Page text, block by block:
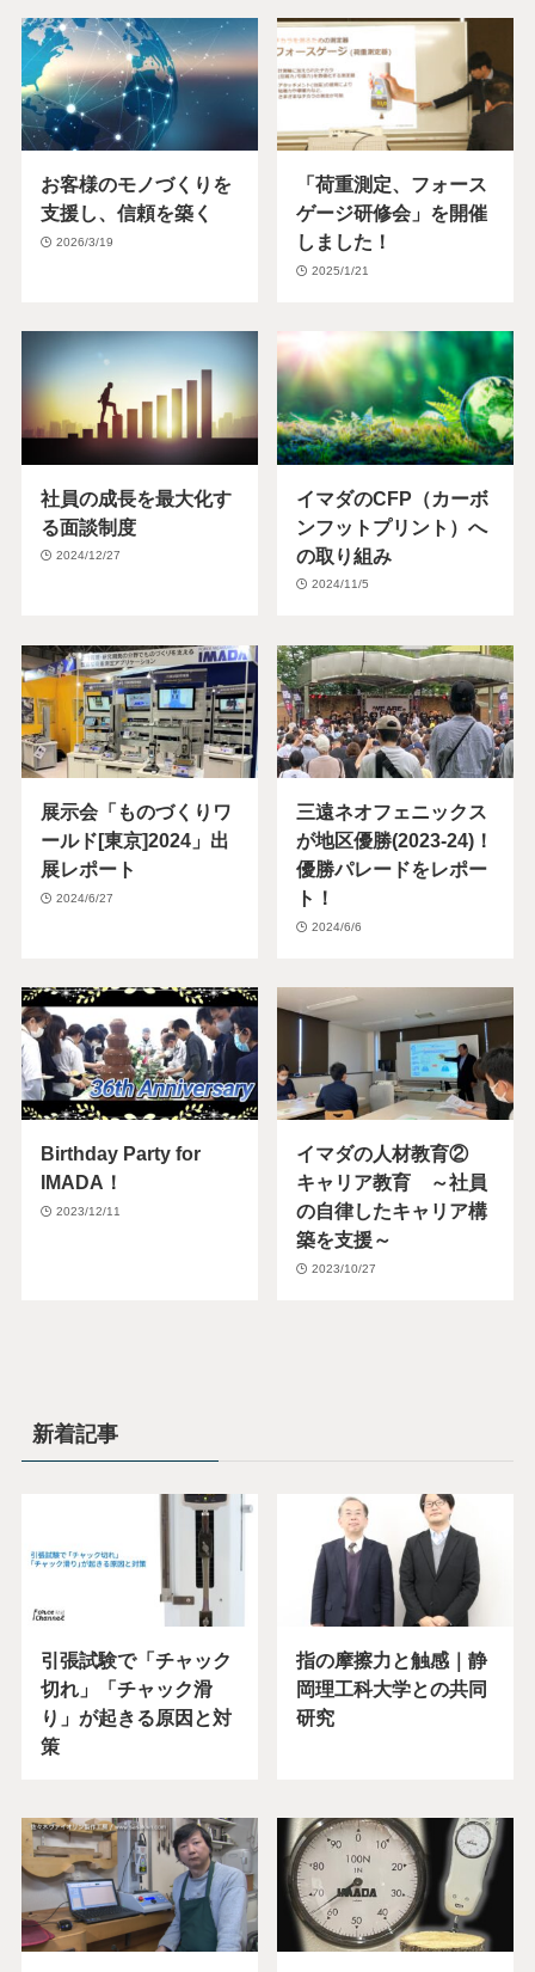
お客様のモノづくりを
支援し、信頼を築く
2026/3/19
「荷重測定、フォース
ゲージ研修会」を開催
しました！
2025/1/21
社員の成長を最大化す
る面談制度
2024/12/27
イマダのCFP（カーボ
ンフットプリント）へ
の取り組み
2024/11/5
展示会「ものづくりワ
ールド[東京]2024」出
展レポート
2024/6/27
三遠ネオフェニックス
が地区優勝(2023-24)！
優勝パレードをレポー
ト！
2024/6/6
Birthday Party for
IMADA！
2023/12/11
イマダの人材教育②
キャリア教育 ～社員
の自律したキャリア構
築を支援～
2023/10/27
新着記事
引張試験で「チャック
切れ」「チャック滑
り」が起きる原因と対
策
指の摩擦力と触感｜静
岡理工科大学との共同
研究